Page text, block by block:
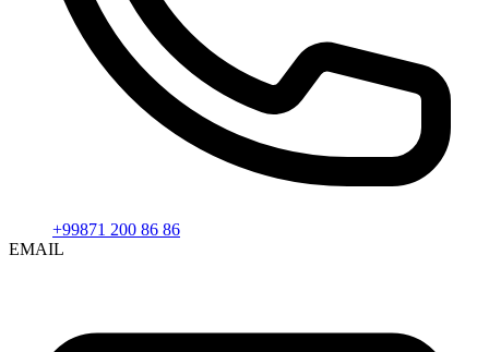
+99871 200 86 86
EMAIL